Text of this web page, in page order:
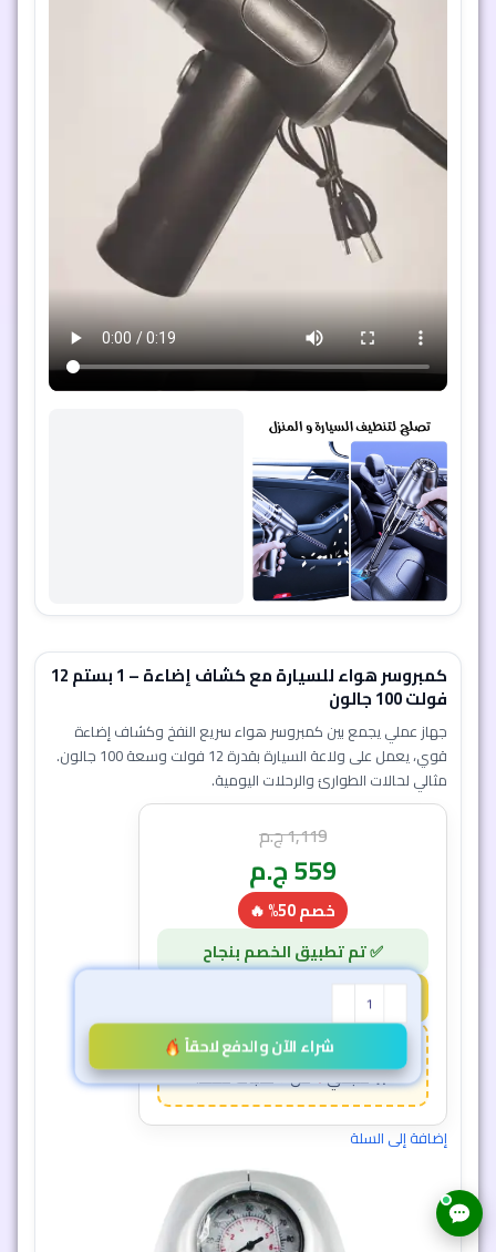
كمبروسر هواء للسيارة مع كشاف إضاءة – 1 بستم 12
فولت 100 جالون
جهاز عملي يجمع بين كمبروسر هواء سريع النفخ وكشاف إضاءة
قوي، يعمل على ولاعة السيارة بقدرة 12 فولت وسعة 100 جالون.
مثالي لحالات الطوارئ والرحلات اليومية.
1,119ج.م
559ج.م
خصم 50% 🔥
46 دقيقة و 31 ثانية
1
7
إضافة إلى السلة
شراء الآن والدفع لاحقاً